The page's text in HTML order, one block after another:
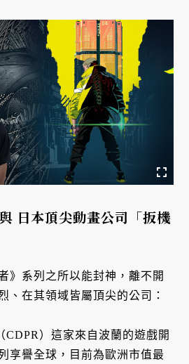
日本頂尖動畫公司「扳機
》系列之所以能封神，離不開
、在其領域皆屬頂尖的公司：
CDPR）這家來自波蘭的遊戲開
享譽全球，目前為歐洲市值最